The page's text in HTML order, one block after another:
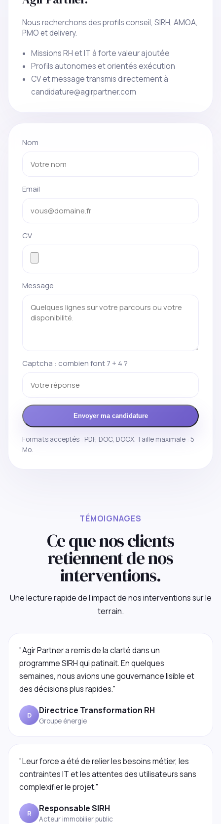
Nous recherchons des profils conseil, SIRH, AMOA,
PMO et delivery.
Missions RH et IT à forte valeur ajoutée
Profils autonomes et orientés exécution
CV et message transmis directement à
candidature@agirpartner.com
Nom
Email
CV
Message
Captcha : combien font 7 + 4 ?
Envoyer ma candidature
Formats acceptés : PDF, DOC, DOCX. Taille maximale : 5
Mo.
TÉMOIGNAGES
Ce que nos clients
retiennent de nos
interventions.
Une lecture rapide de l’impact de nos interventions sur le
terrain.
"Agir Partner a remis de la clarté dans un
programme SIRH qui patinait. En quelques
semaines, nous avions une gouvernance lisible et
des décisions plus rapides."
D Directrice Transformation RH
Groupe énergie
"Leur force a été de relier les besoins métier, les
contraintes IT et les attentes des utilisateurs sans
complexifier le projet."
R Responsable SIRH
Acteur immobilier public